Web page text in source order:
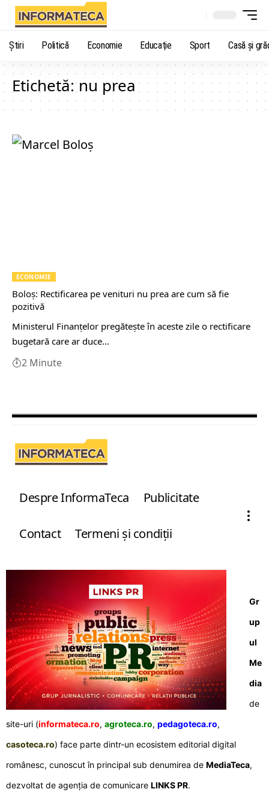
Știri Politică Economie Educaţie Sport Casă şi
Etichetă:nu prea
ECONOMIE
Boloş: Rectificarea pe venituri nu prea are cum să fie
pozitivă
Ministerul Finanţelor pregăteşte în aceste zile o rectificare
bugetară care ar duce…
2 Minute
Despre InformaTeca Publicitate
Contact Termeni şi condiţii
Gr
up
ul
Me
dia
de
site-uri (informateca.ro, agroteca.ro, pedagoteca.ro,
casoteca.ro) face parte dintr-un ecosistem editorial digital
românesc, cunoscut în principal sub denumirea de MediaTeca,
dezvoltat de agenția de comunicare LINKS PR.